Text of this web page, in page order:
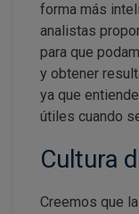
forma más
analistas
para que
y obtener
ya que
útiles cuando
Cultura
Creemos que